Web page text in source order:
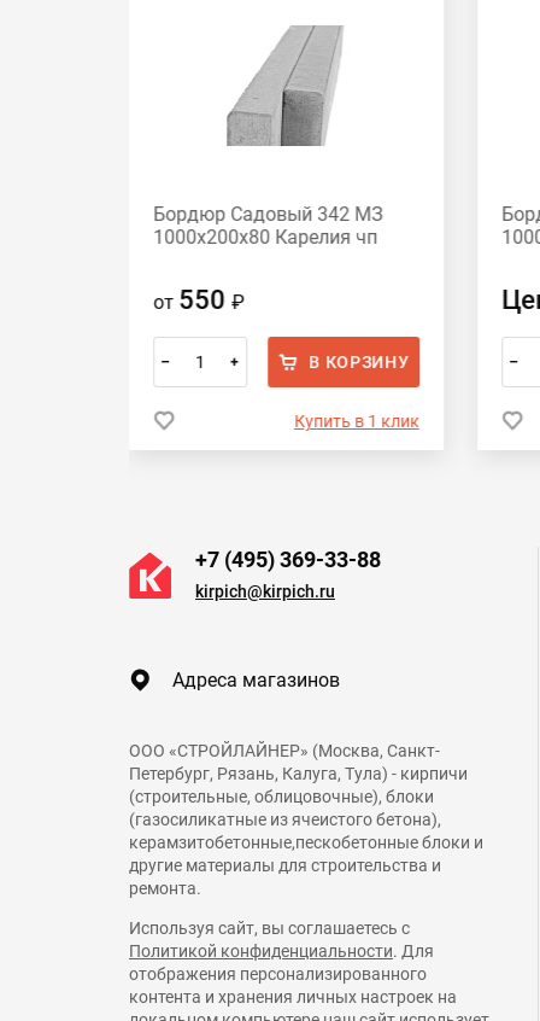
Бордюр Садовый 342 МЗ
1000х200х80 Карелия чп
от 550 ₽
– + В КОРЗИНУ
Купить в 1 клик
–
+7 (495) 369-33-88
kirpich@kirpich.ru
Адреса магазинов
ООО «СТРОЙЛАЙНЕР» (Москва, Санкт-
Петербург, Рязань, Калуга, Тула) - кирпичи
(строительные, облицовочные), блоки
(газосиликатные из ячеистого бетона),
керамзитобетонные,пескобетонные блоки и
другие материалы для строительства и
ремонта.
Используя сайт, вы соглашаетесь с
Политикой конфиденциальности. Для
отображения персонализированного
контента и хранения личных настроек на